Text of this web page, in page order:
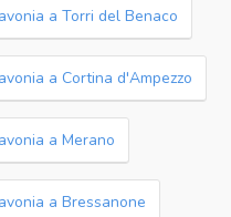
a Torri del Benaco
a Cortina d'Ampezzo
a Merano
a Bressanone